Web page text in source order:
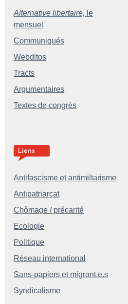
Alternative libertaire, le
mensuel
Communiqués
Webditos
Tracts
Argumentaires
Textes de congrès
Antifascisme et antimiltarisme
Antipatriarcat
Chômage / précarité
Ecologie
Politique
Réseau international
Sans-papiers et migrant.e.s
Syndicalisme